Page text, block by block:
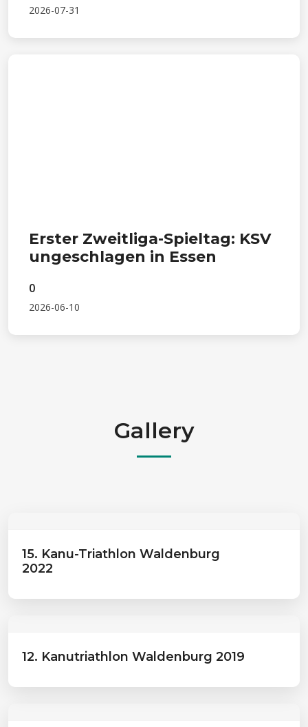
2026-07-31
Erster Zweitliga-Spieltag: KSV
ungeschlagen in Essen
0
2026-06-10
Gallery
15. Kanu-Triathlon Waldenburg
2022
12. Kanutriathlon Waldenburg 2019